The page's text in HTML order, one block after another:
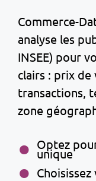
Commerce-
analyse les
INSEE) pour
clairs : prix de
transactions,
zone
Optez
unique